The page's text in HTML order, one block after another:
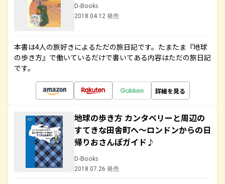
D-Books
2018.04.12 発売
本書は4人の旅好きによるただの旅日記です。たまたま『地球
の歩き方』で働いているだけで書いてある内容はただの旅日記
です。
詳細を見る
地球の歩き方 カンタベリーと周辺の
すてきな田舎町へ～ロンドンからの日
帰りおさんぽガイド♪
D-Books
2018.07.26 発売